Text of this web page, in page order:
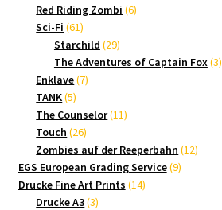
Produkte
Red Riding Zombi 66
Sci-Fi 6161
Produkte
Starchild 2929
Produkte
The Adventures of Captain Fox 33
Enklave 77
TANK 55
Produkte
The Counselor 1111
Touch 2626
Produkte
Zombies auf der Reeperbahn 1212
EGS European Grading Service 99
Drucke Fine Art Prints 1414
Drucke A3 33